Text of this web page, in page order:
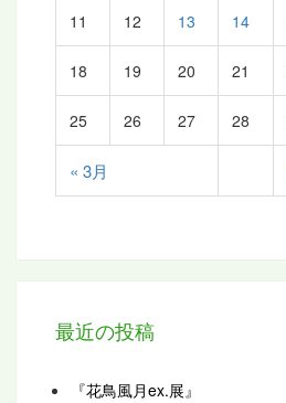
« 3月
11 12 13 14
18 19 20 21
25 26 27 28
最近の投稿
『花鳥風月ex.展』